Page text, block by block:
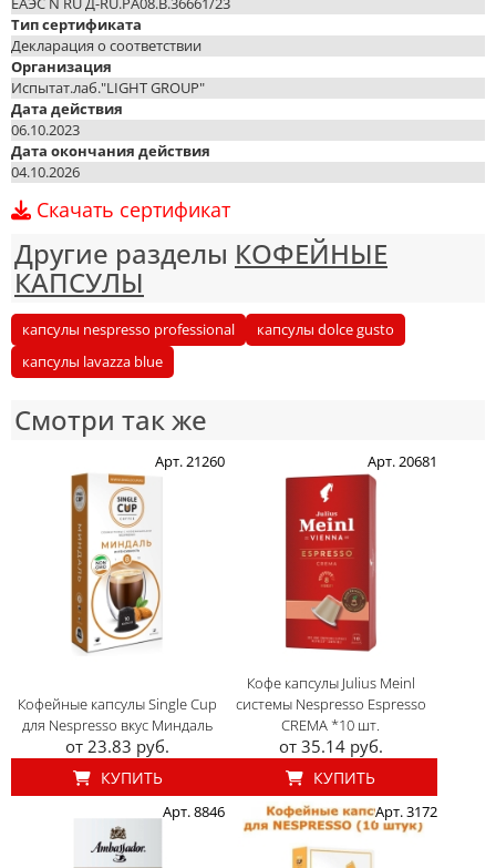
Тип сертификата
Декларация о соответствии
Организация
Испытат.лаб."LIGHT GROUP"
Дата действия
06.10.2023
Дата окончания действия
04.10.2026
Скачать сертификат
Другие разделы КОФЕЙНЫЕ
КАПСУЛЫ
капсулы nespresso professional
капсулы dolce gusto
капсулы lavazza blue
Смотри так же
Арт. 21260
Кофейные капсулы Single Cup
для Nespresso вкус Миндаль
от 23.83 руб.
КУПИТЬ
Арт. 20681
Кофе капсулы Julius Meinl
системы Nespresso Espresso
CREMA *10 шт.
от 35.14 руб.
КУПИТЬ
Арт. 8846 Арт. 3172